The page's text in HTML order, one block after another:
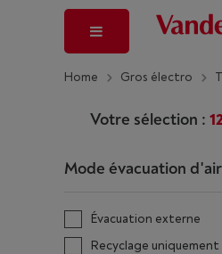
Home Gros électro
Votre sélection :
Mode évacuation d'air
Évacuation externe
Recyclage uniquement